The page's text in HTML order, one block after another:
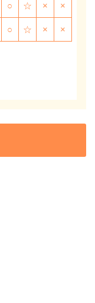
○ ☆ × ×
○ ☆ × ×